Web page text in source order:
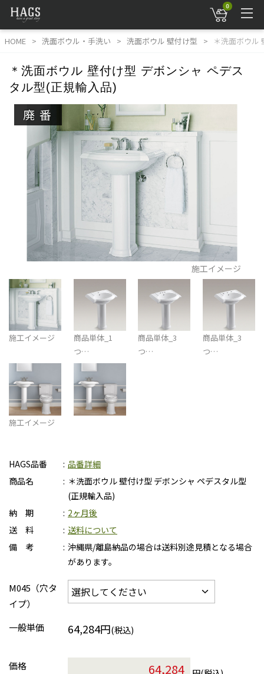
0
HOME 洗面ボウル・手洗い 洗面ボウル 壁付け型 ＊洗面ボウル
＊洗面ボウル 壁付け型 デボンシャ ペデス
タル型(正規輸入品)
廃番
施工イメージ
施工イメージ
商品単体_1
つ…
商品単体_3
つ…
商品単体_3
つ…
施工イメージ
HAGS品番
品番詳細
商品名
＊洗面ボウル 壁付け型 デボンシャ ペデスタル型
(正規輸入品)
納 期
2ヶ月後
送 料
送料について
備 考
沖縄県/離島納品の場合は送料別途見積となる場合
があります。
M045（穴タ
イプ）
一般単価
64,284円(税込)
価格